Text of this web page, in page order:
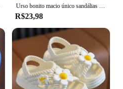
Urso bonito macio único sandálias confortáveis para bebês e crianças, sapatos Baotou Anti Kick First Step, 0-18 meses
R$23,98